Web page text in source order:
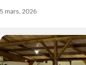
5 mars, 2026